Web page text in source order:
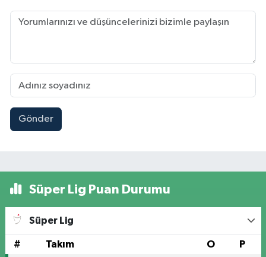
Gönder
Süper Lig Puan Durumu
Süper Lig
# Takım O P